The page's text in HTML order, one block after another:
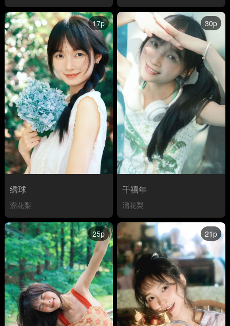
17p
绣球
溜花梨
30p
千禧年
溜花梨
25p 21p